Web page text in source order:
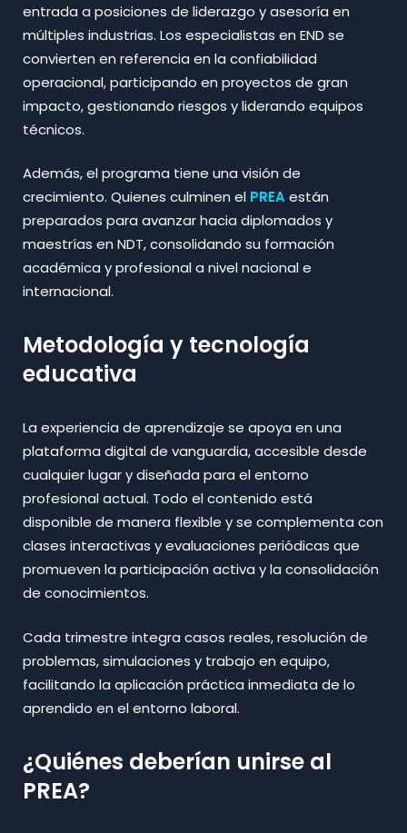
entrada a posiciones de liderazgo y asesoría en
múltiples industrias. Los especialistas en END se
convierten en referencia en la confiabilidad
operacional, participando en proyectos de gran
impacto, gestionando riesgos y liderando equipos
técnicos.​
Además, el programa tiene una visión de
crecimiento. Quienes culminen el PREAestán
preparados para avanzar hacia diplomados y
maestrías en NDT, consolidando su formación
académica y profesional a nivel nacional e
internacional.​
Metodología y tecnología
educativa
La experiencia de aprendizaje se apoya en una
plataforma digital de vanguardia, accesible desde
cualquier lugar y diseñada para el entorno
profesional actual. Todo el contenido está
disponible de manera flexible y se complementa con
clases interactivas y evaluaciones periódicas que
promueven la participación activa y la consolidación
de conocimientos.​
Cada trimestre integra casos reales, resolución de
problemas, simulaciones y trabajo en equipo,
facilitando la aplicación práctica inmediata de lo
aprendido en el entorno laboral.
¿Quiénes deberían unirse al
PREA?